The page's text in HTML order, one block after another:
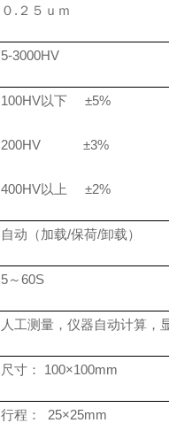
０ . ２５ｕｍ
5-3000HV
100HV以下 ±5%
200HV ±3%
400HV以上 ±2%
自动（加载/保荷/卸载）
5～60S
人工测量，仪器自动计算，
尺寸： 100×100mm
行程： 25×25mm